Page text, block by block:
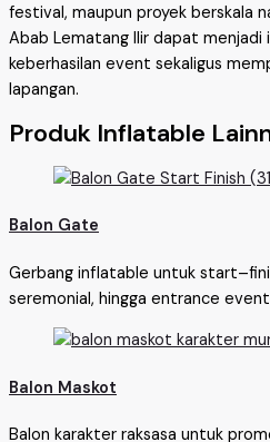
festival, maupun proyek berskala
Abab Lematang Ilir dapat menjadi
keberhasilan event sekaligus
lapangan.
Produk Inflatable
Balon Gate
Gerbang inflatable untuk
seremonial, hingga entrance event
Balon Maskot
Balon karakter raksasa untuk